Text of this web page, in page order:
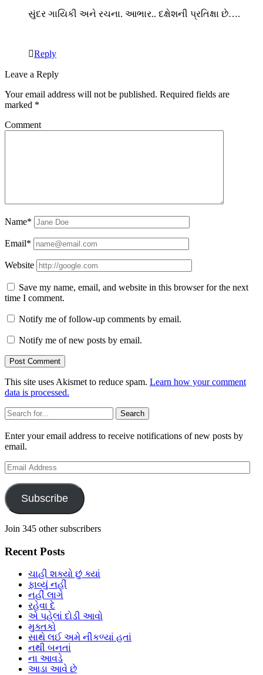
સુંદર ગાયિકી અને રચના. આભાર.. દક્ષેશની પ્રતિક્ષા છે….
Reply
Leave a Reply
Your email address will not be published. Required fields are
marked *
Comment
Name*
Email*
Website
Save my name, email, and website in this browser for the next
time I comment.
Notify me of follow-up comments by email.
Notify me of new posts by email.
This site uses Akismet to reduce spam. Learn how your comment
data is processed.
Sidebar
Search
Enter your email address to receive notifications of new posts by
email.
Email
Address
Subscribe
Join 345 other subscribers
Recent Posts
ચાહી શક્યો છું ક્યાં
ફાવ્યું નહીં
નહીં લાગે
રહેવા દે
એ પહેલાં દોડી આવો
મુક્તકો
સાથે લઈ અમે નીકળ્યાં હતાં
નથી બનતાં
ના આવડે
આડા આવે છે